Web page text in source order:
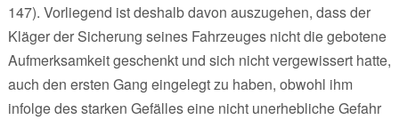
147). Vorliegend ist deshalb davon auszugehen, dass der
Kläger der Sicherung seines Fahrzeuges nicht die gebotene
Aufmerksamkeit geschenkt und sich nicht vergewissert hatte,
auch den ersten Gang eingelegt zu haben, obwohl ihm
infolge des starken Gefälles eine nicht unerhebliche Gefahr